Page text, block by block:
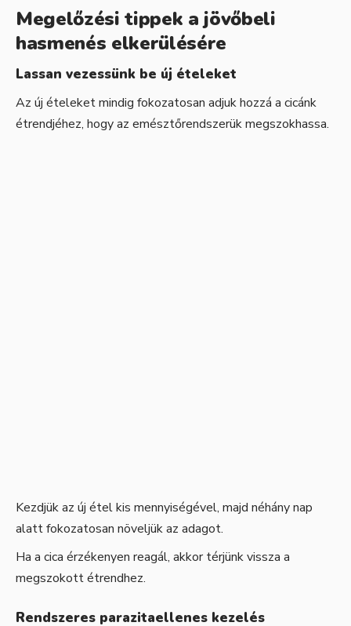
Megelőzési tippek a jövőbeli
hasmenés elkerülésére
Lassan vezessünk be új ételeket
Az új ételeket mindig fokozatosan adjuk hozzá a cicánk
étrendjéhez, hogy az emésztőrendszerük megszokhassa.
Kezdjük az új étel kis mennyiségével, majd néhány nap
alatt fokozatosan növeljük az adagot.
Ha a cica érzékenyen reagál, akkor térjünk vissza a
megszokott étrendhez.
Rendszeres parazitaellenes kezelés